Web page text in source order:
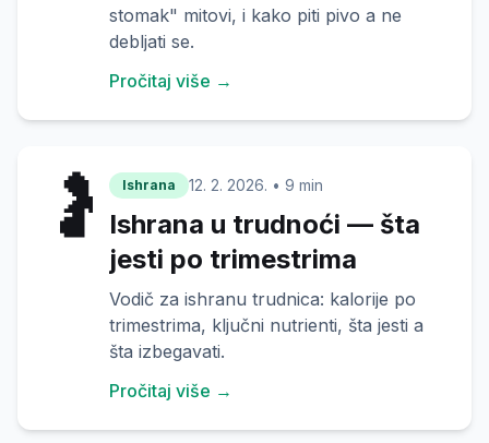
stomak" mitovi, i kako piti pivo a ne
debljati se.
Pročitaj više →
🤰 Ishrana 12. 2. 2026. • 9 min
Ishrana u trudnoći — šta
jesti po trimestrima
Vodič za ishranu trudnica: kalorije po
trimestrima, ključni nutrienti, šta jesti a
šta izbegavati.
Pročitaj više →